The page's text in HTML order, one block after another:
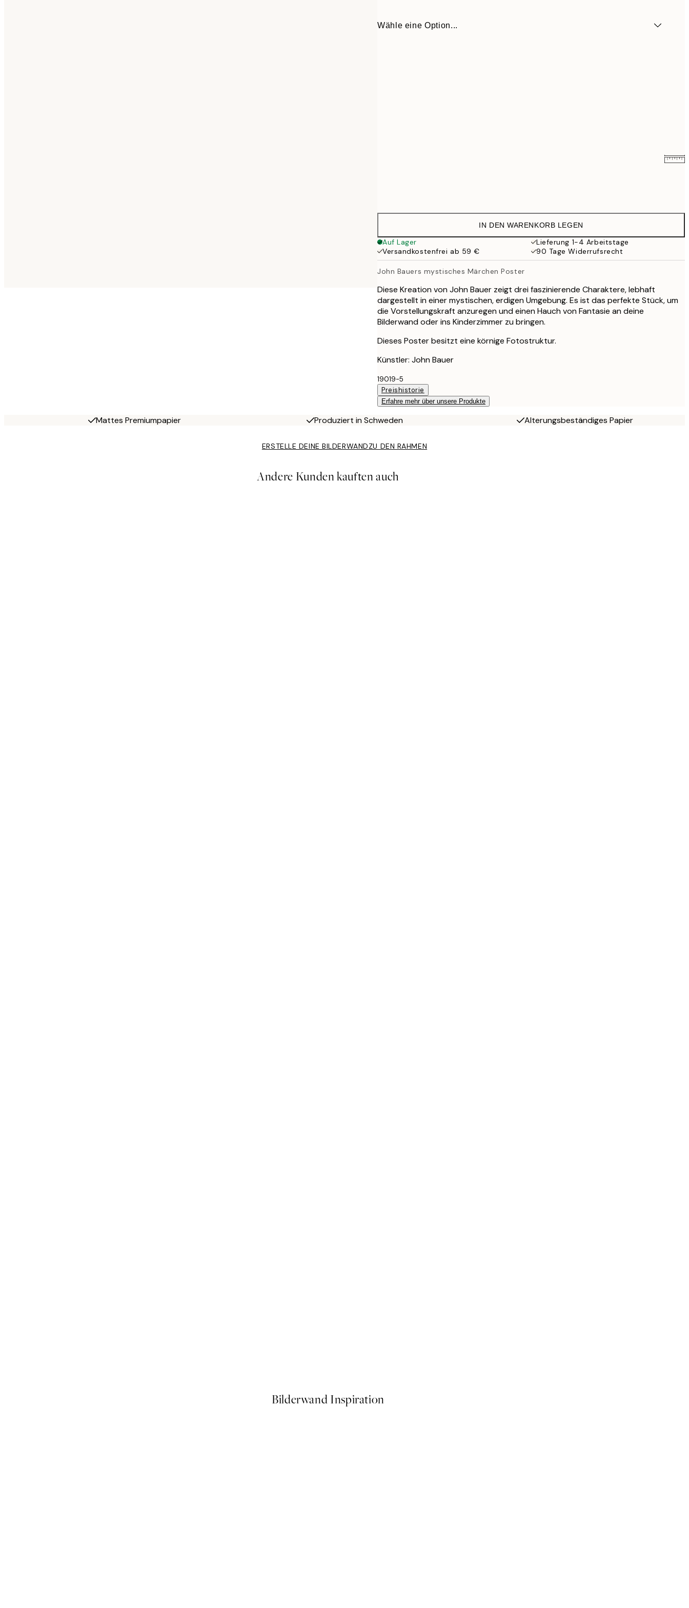
Wähle eine Option...
IN DEN WARENKORB LEGEN
Auf Lager
Lieferung 1-4 Arbeitstage
Versandkostenfrei ab 59 €
90 Tage Widerrufsrecht
John Bauers mystisches Märchen Poster
Diese Kreation von John Bauer zeigt drei faszinierende Charaktere, lebhaft
dargestellt in einer mystischen, erdigen Umgebung. Es ist das perfekte Stück, um
die Vorstellungskraft anzuregen und einen Hauch von Fantasie an deine
Bilderwand oder ins Kinderzimmer zu bringen.
Dieses Poster besitzt eine körnige Fotostruktur.
Künstler: John Bauer
19019-5
Preishistorie
Erfahre mehr über unsere Produkte
Mattes Premiumpapier Produziert in Schweden Alterungsbeständiges Papier
ERSTELLE DEINE BILDERWANDZU DEN RAHMEN
Andere Kunden kauften auch
Bilderwand Inspiration